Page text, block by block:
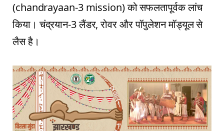
(chandrayaan-3 mission) को सफलतापूर्वक लांच
किया। चंद्रयान-3 लैंडर, रोवर और पॉपुलेशन मॉड्यूल से
लैस है।